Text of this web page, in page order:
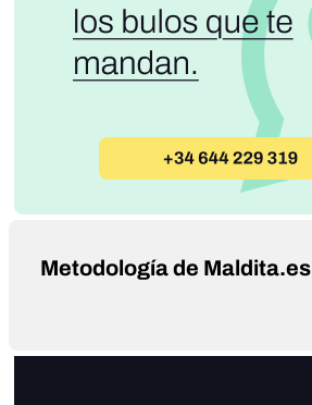
Metodología de Maldita.es